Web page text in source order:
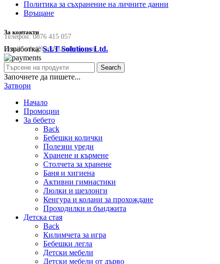
Политика за съхранение на личните данни
Връщане
За контакти
Телефон:0876 415 057
Email:sale@happyfamilybg.com
Изработка:S.I.T Solutions Ltd.
Search
Започнете да пишете...
Затвори
Начало
Промоции
За бебето
Back
Бебешки колички
Полезни уреди
Хранене и кърмене
Столчета за хранене
Баня и хигиена
Активни гимнастики
Люлки и шезлонги
Кенгура и колани за прохождане
Проходилки и бънджита
Детска стая
Back
Килимчета за игра
Бебешки легла
Детски мебели
Детски мебели от дърво